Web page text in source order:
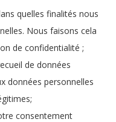
quelles finalités nous
Nous faisons cela
de confidentialité ;
de données
données personnelles
consentement